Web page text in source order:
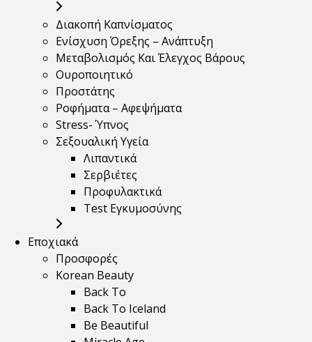
Διακοπή Καπνίσματος
Ενίσχυση Όρεξης – Ανάπτυξη
Μεταβολισμός Και Έλεγχος Βάρους
Ουροποιητικό
Προστάτης
Ροφήματα – Αφεψήματα
Stress- Ύπνος
Σεξουαλική Υγεία
Λιπαντικά
Σερβιέτες
Προφυλακτικά
Test Εγκυμοσύνης
Εποχιακά
Προσφορές
Korean Beauty
Back To
Back To Iceland
Be Beautiful